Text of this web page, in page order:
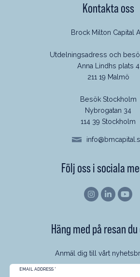
Kontakta oss
Brock Milton Capital
Utdelningsadress och
Anna Lindhs plats 4
211 19 Malmö
Besök Stockholm
Nybrogatan 34
114 39 Stockholm
Följ oss i sociala
Häng med på resan
Anmäl dig till vårt
EMAIL ADDRESS *